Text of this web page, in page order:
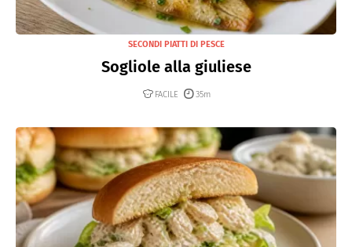
SECONDI PIATTI DI PESCE
Sogliole alla giuliese
FACILE 35m